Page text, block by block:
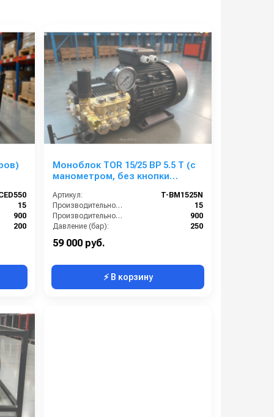
15
900
200
Моноблок TOR 15/25 BP 5.5 T (с
манометром, без кнопки
Артикул:
T-BM1525N
Производительность (л/мин):
15
Производительность (л/ч):
900
Давление (бар):
250
Напряжение (В):
59 000 руб.
⚡ В корзину